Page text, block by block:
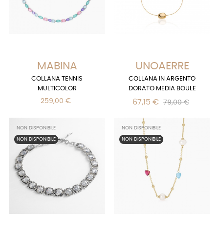
MABINA
COLLANA TENNIS
MULTICOLOR
259,00 €
UNOAERRE
COLLANA IN ARGENTO
DORATO MEDIA BOULE
67,15 € 79,00 €
NON DISPONIBILE
NON DISPONIBILE
NON DISPONIBILE
NON DISPONIBILE